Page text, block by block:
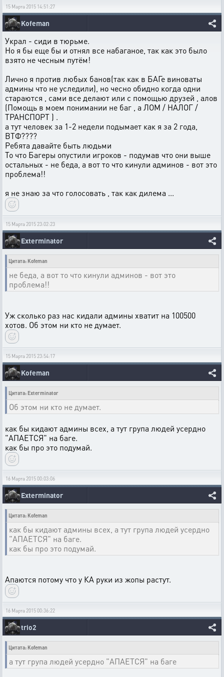
15 Марта 2015 14:51:27
Kofeman
Украл - сиди в тюрьме.
Но я бы еще бы и отнял все набаганое, так как это было
взято не чесным путём!
Лично я против любых банов(так как в БАГе виноваты
админы что не уследили), но чесно обидно когда одни
стараются , сами все делают или с помощью друзей , алов
(Помощь в моем понимании не баг , а ЛОМ / НАЛОГ /
ТРАНСПОРТ ) .
а тут человек за 1-2 недели подымает как я за 2 года,
ВТФ????
Ребята давайте быть людьми
То что Багеры опустили игроков - подумав что они выше
остальных - не беда, а вот то что кинули админов - вот это
проблема!!
я не знаю за что голосовать , так как дилема ...
15 Марта 2015 23:02:23
Exterminator
Цитата: Kofeman
не беда, а вот то что кинули админов - вот это
проблема!!
Уж сколько раз нас кидали админы хватит на 100500
хотов. Об этом ни кто не думает.
15 Марта 2015 23:54:17
Kofeman
Цитата: Exterminator
Об этом ни кто не думает.
как бы кидают админы всех, а тут група людей усердно
"АПАЕТСЯ" на баге.
как бы про это подумай.
16 Марта 2015 00:03:06
Exterminator
Цитата: Kofeman
как бы кидают админы всех, а тут група людей усердно
"АПАЕТСЯ" на баге.
как бы про это подумай.
Апаются потому что у КА руки из жопы растут.
16 Марта 2015 00:36:22
trio2
Цитата: Kofeman
а тут група людей усердно "АПАЕТСЯ" на баге